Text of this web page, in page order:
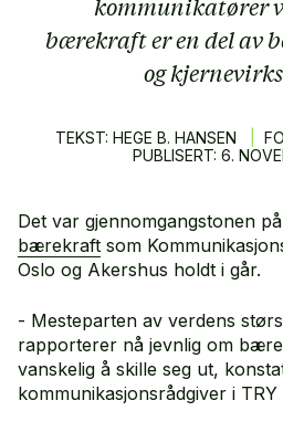
kommunikatører
bærekraft er en del av
og
TEKST: HEGE B. HANSEN
PUBLISERT: 6.
Det var gjennomgangstonen på
bærekraft som
Oslo og Akershus holdt i går.
- Mesteparten av verdens
rapporterer nå jevnlig om
vanskelig å skille seg ut,
kommunikasjonsrådgiver i